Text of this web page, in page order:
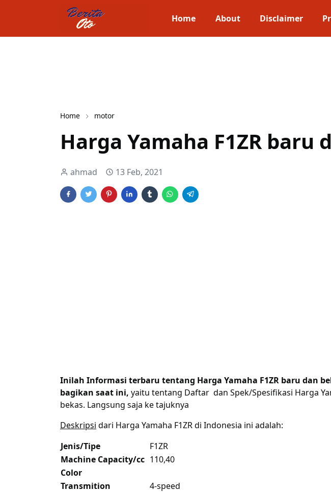
Home About Disclaimer
Home motor
Harga Yamaha F1ZR baru
ahmad 13 Feb, 2021
Inilah Informasi terbaru tentang Harga Yamaha F1ZR baru dan
bagikan saat ini, yaitu tentang Daftar dan Spek/Spesifikasi Harga
bekas. Langsung saja ke tajuknya
Deskripsi dari Harga Yamaha F1ZR di Indonesia ini adalah:
Jenis/Tipe
F1ZR
Machine Capacity/cc 110,40
Color
Transmition
4-speed